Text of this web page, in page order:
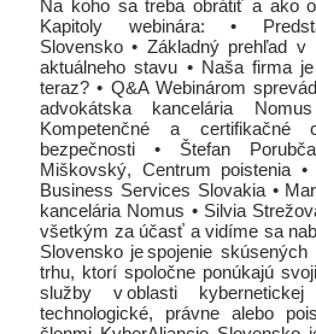
Na koho sa treba obrátiť a ako
Kapitoly webinára: •
Slovensko • Základný prehľad v
aktuálneho stavu • Naša firma
teraz? • Q&A Webinárom
advokátska kancelária
Kompetenčné a certifikačné
bezpečnosti • Štefan
Miškovský, Centrum poistenia
Business Services Slovakia •
kancelária Nomus • Silvia
všetkým za účasť a vidíme sa
Slovensko je spojenie
trhu, ktorí spoločne ponúkajú
služby v oblasti
technologické, právne alebo